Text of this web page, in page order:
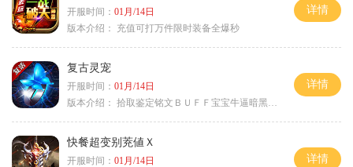
开服时间： 01月/14日
版本介绍：
充值可打万件限时装备全爆秒
详情
复古灵宠
开服时间： 01月/14日
版本介绍： 拾取鉴定铭文ＢＵＦＦ宝宝牛逼暗黑属性
详情
快餐超变别茺値Ｘ
开服时间： 01月/14日
详情